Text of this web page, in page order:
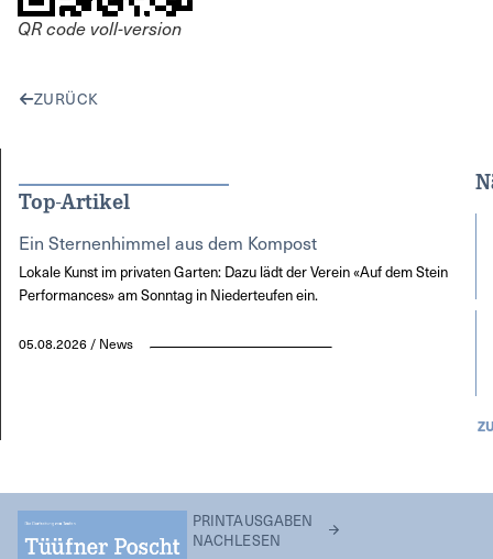
QR code voll-version
ZURÜCK
Top-Artikel
Ein Sternenhimmel aus dem Kompost
Lokale Kunst im privaten Garten: Dazu lädt der Verein «Auf dem Stein
Performances» am Sonntag in Niederteufen ein.
05.08.2026 / News
PRINTAUSGABEN
NACHLESEN